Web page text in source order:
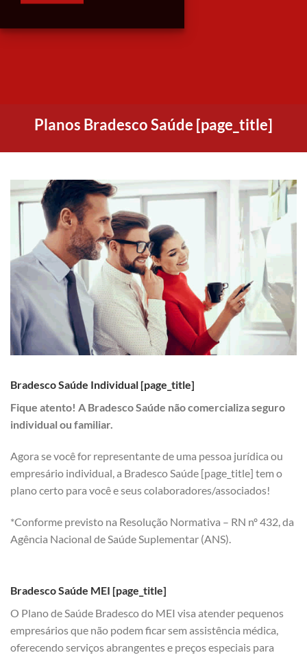
Planos Bradesco Saúde [page_title]
Bradesco Saúde Individual [page_title]
Fique atento! A Bradesco Saúde não comercializa seguro
individual ou familiar.
Agora se você for representante de uma pessoa jurídica ou
empresário individual, a Bradesco Saúde [page_title] tem o
plano certo para você e seus colaboradores/associados!
*Conforme previsto na Resolução Normativa – RN nº 432, da
Agência Nacional de Saúde Suplementar (ANS).
Bradesco Saúde MEI [page_title]
O Plano de Saúde Bradesco do MEI visa atender pequenos
empresários que não podem ficar sem assistência médica,
oferecendo serviços abrangentes e preços especiais para